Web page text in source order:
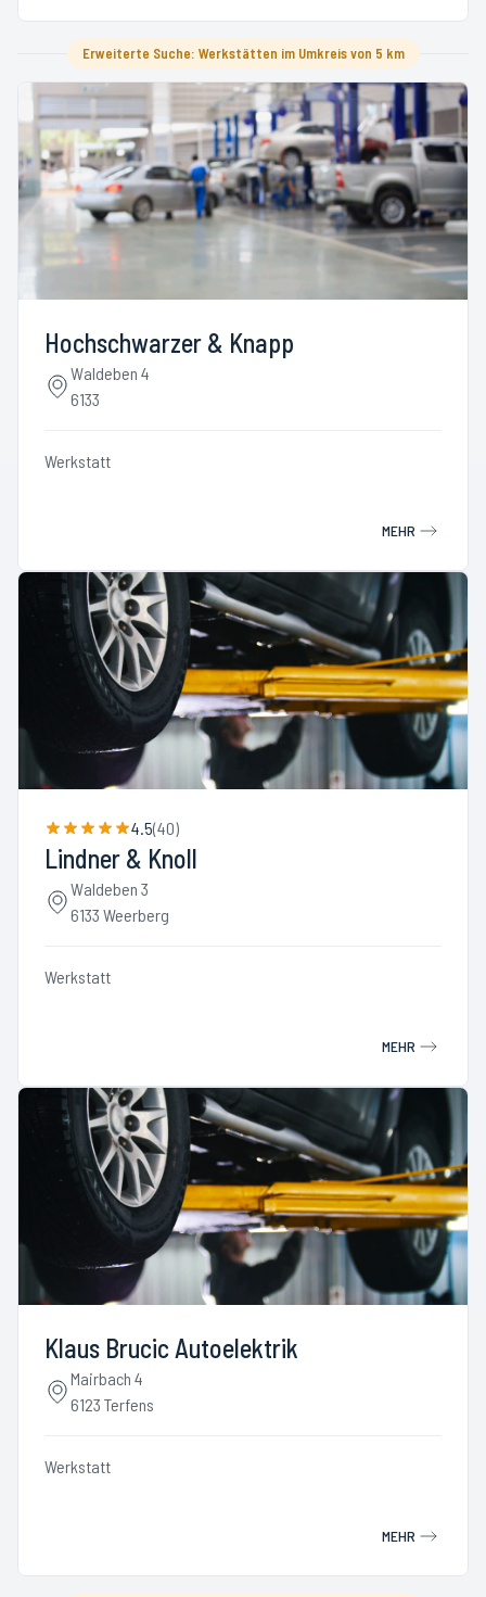
Erweiterte Suche: Werkstätten im Umkreis von 5 km
Hochschwarzer & Knapp
Waldeben 4
6133
Werkstatt
MEHR
4.5(40)
Lindner & Knoll
Waldeben 3
6133 Weerberg
Werkstatt
MEHR
Klaus Brucic Autoelektrik
Mairbach 4
6123 Terfens
Werkstatt
MEHR